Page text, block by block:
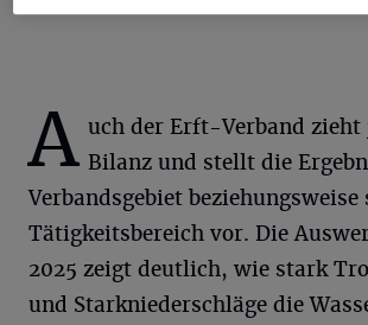
A uch der Erft-Verband
Bilanz und stellt die
Verbandsgebiet beziehungsweise
Tätigkeitsbereich vor. Die
2025 zeigt deutlich, wie stark
und Starkniederschläge die